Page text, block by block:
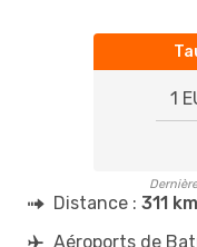
1
Distance : 311
Aéroports de